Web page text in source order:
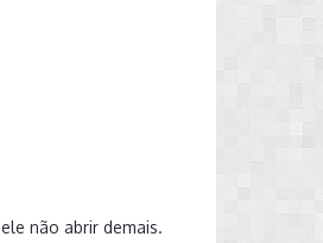
não abrir demais.